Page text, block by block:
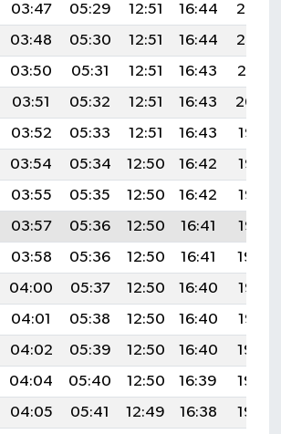
03:47 05:29 12:51 16:44
20:03
03:48 05:30 12:51 16:44
20:02
03:50 05:31 12:51 16:43
20:01
03:51 05:32 12:51 16:43
20:00
03:52 05:33 12:51 16:43
19:58
03:54 05:34 12:50 16:42
19:57
03:55 05:35 12:50 16:42
19:56
03:57 05:36 12:50 16:41
19:55
03:58 05:36 12:50 16:41
19:54
04:00 05:37 12:50 16:40
19:53
04:01 05:38 12:50 16:40
19:52
04:02 05:39 12:50 16:40
19:50
04:04 05:40 12:50 16:39
19:49
04:05 05:41 12:49 16:38
19:48